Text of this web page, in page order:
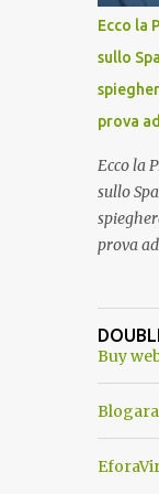
Ecco la
sullo
prova
Ecco la
sullo
prova
alcuna
aereo
ancora
che
Buy